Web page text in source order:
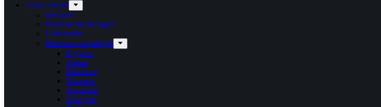
Vores arbejde
Indsatser
Politiske mærkesager
Uddannelse
Internationalt arbejde
Egypten
Jordan
Palæstina
Tunesien
Armenien
Georgien